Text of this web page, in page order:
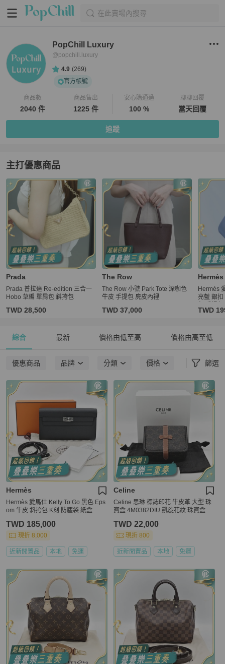
在此賣場內搜尋
PopChill Luxury
@popchill.luxury
4.9 (269)
官方帳號
商品數
2040 件
商品售出
1225 件
安心購通過
100 %
聊聊回覆
當天回覆
追蹤
主打優惠商品
Prada
Prada 普拉達 Re-edition 三合一
Hobo 草編 單肩包 斜挎包
TWD 28,500
The Row
The Row 小號 Park Tote 深咖色
牛皮 手提包 麂皮內裡
TWD 37,000
Hermès
Hermès
亮藍 銀
TWD
綜合 最新 價格由低至高 價格由高至低
優惠商品 品牌 分類 價格 篩選
Hermès
Hermès 愛馬仕 Kelly To Go 黑色 Eps
om 牛皮 斜挎包 K刻 防塵袋 紙盒
TWD 185,000
現折 8,000
近新閒置品 本地 免運
Celine
Celine 思琳 標誌印花 牛皮革 大型 珠
寶盒 4M0382DIU 凱旋花紋 珠寶盒
TWD 22,000
現折 800
近新閒置品 本地 免運